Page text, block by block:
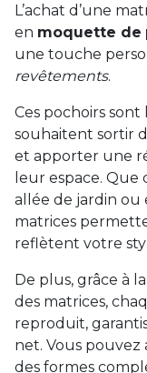
L’achat d’une
en moquette de
une touche
revêtements.
Ces pochoirs
souhaitent sortir
et apporter une
leur espace. Que
allée de jardin ou
matrices
reflètent votre
De plus, grâce à
des matrices,
reproduit,
net. Vous pouvez
des formes